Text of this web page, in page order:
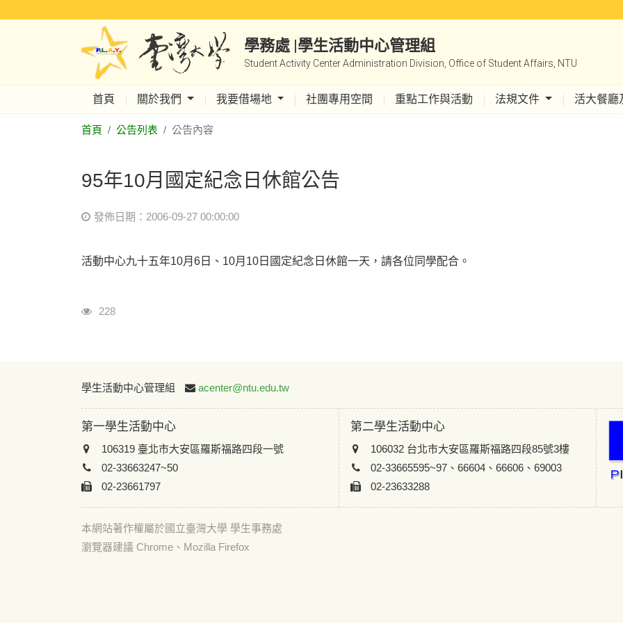
學務處 |學生活動中心管理組
Student Activity Center Administration Division, Office of Student Affairs, NTU
首頁 關於我們 我要借場地 社團專用空間 重點工作與活動 法規文件 活大餐
首頁 公告列表 公告內容
95年10月國定紀念日休館公告
發佈日期：2006-09-27 00:00:00
活動中心九十五年10月6日、10月10日國定紀念日休館一天，請各位同學配合。
瀏覽人次
228
學生活動中心管理組 acenter@ntu.edu.tw
第一學生活動中心
106319 臺北市大安區羅斯福路四段一號
02-33663247~50
02-23661797
第二學生活動中心
106032 台北市大安區羅斯福路四段85號3樓
02-33665595~97、66604、66606、69003
02-23633288
本網站著作權屬於國立臺灣大學 學生事務處
瀏覽器建議 Chrome、Mozilla Firefox